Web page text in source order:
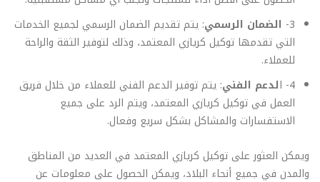
3- الضمان الرسمي: يتم تقديم الضمان الرسمي لجميع الخدمات
التي تقدمها توكيل كريازي المعتمد، وذلك لتوفير الثقة والراحة
للعملاء.
4- ا
لدعم الفني: يتم توفير الدعم الفني للعملاء من خلال فريق
العمل في توكيل كريازي المعتمد، ويتم الرد على جميع
الاستفسارات والمشاكل بشكل سريع وفعال.
ويمكن العثور على توكيل كريازي المعتمد في العديد من المناطق
والمدن في جميع أنحاء البلاد، ويمكن الحصول على معلومات عن